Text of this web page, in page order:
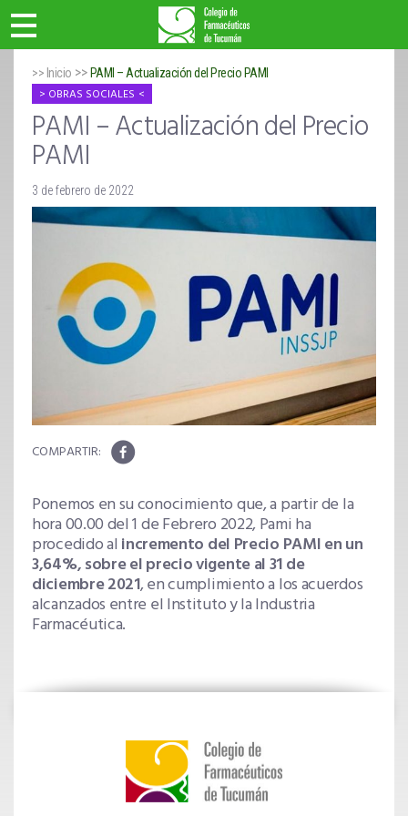
>> Inicio >> PAMI – Actualización del Precio PAMI
OBRAS SOCIALES
PAMI – Actualización del Precio
PAMI
3 de febrero de 2022
Ponemos en su conocimiento que, a partir de la
hora 00.00 del 1 de Febrero 2022, Pami ha
procedido al incremento del Precio PAMI en un
3,64%, sobre el precio vigente al 31 de
diciembre 2021, en cumplimiento a los acuerdos
alcanzados entre el Instituto y la Industria
Farmacéutica.